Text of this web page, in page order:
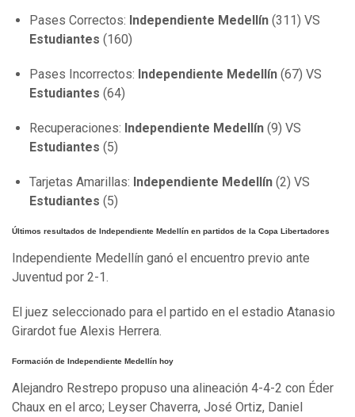
Pases Correctos: Independiente Medellín (311) VS
Estudiantes (160)
Pases Incorrectos: Independiente Medellín (67) VS
Estudiantes (64)
Recuperaciones: Independiente Medellín (9) VS
Estudiantes (5)
Tarjetas Amarillas: Independiente Medellín (2) VS
Estudiantes (5)
Últimos resultados de Independiente Medellín en partidos de la Copa Libertadores
Independiente Medellín ganó el encuentro previo ante
Juventud por 2-1.
El juez seleccionado para el partido en el estadio Atanasio
Girardot fue Alexis Herrera.
Formación de Independiente Medellín hoy
Alejandro Restrepo propuso una alineación 4-4-2 con Éder
Chaux en el arco; Leyser Chaverra, José Ortiz, Daniel